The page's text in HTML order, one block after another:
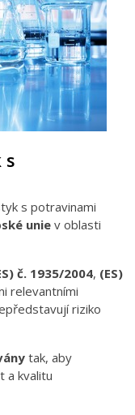
s
s potravinami
unie v oblasti
č. 1935/2004, (ES)
relevantními
riziko
tak, aby
a kvalitu